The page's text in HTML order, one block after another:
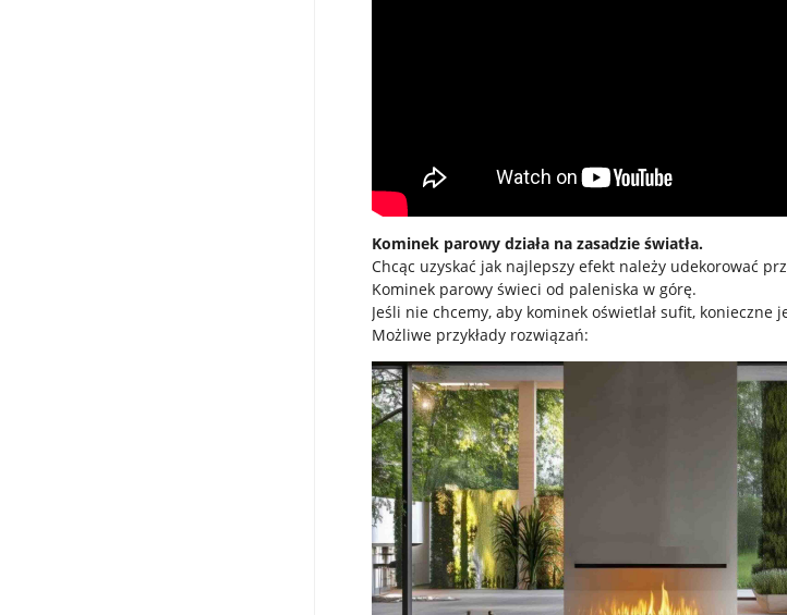
Kominek parowy działa na zasadzie światła.
Chcąc uzyskać jak najlepszy efekt należy udekorować
Kominek parowy świeci od paleniska w górę.
Jeśli nie chcemy, aby kominek oświetlał sufit,
Możliwe przykłady rozwiązań: